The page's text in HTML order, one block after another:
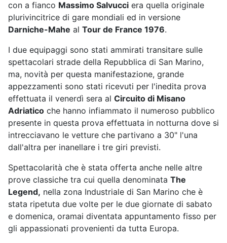
con a fianco Massimo Salvucci era quella originale
plurivincitrice di gare mondiali ed in versione
Darniche-Mahe al Tour de France 1976.
I due equipaggi sono stati ammirati transitare sulle
spettacolari strade della Repubblica di San Marino,
ma, novità per questa manifestazione, grande
appezzamenti sono stati ricevuti per l'inedita prova
effettuata il venerdì sera al Circuito di Misano
Adriatico che hanno infiammato il numeroso pubblico
presente in questa prova effettuata in notturna dove si
intrecciavano le vetture che partivano a 30" l'una
dall'altra per inanellare i tre giri previsti.
Spettacolarità che è stata offerta anche nelle altre
prove classiche tra cui quella denominata The
Legend, nella zona Industriale di San Marino che è
stata ripetuta due volte per le due giornate di sabato
e domenica, oramai diventata appuntamento fisso per
gli appassionati provenienti da tutta Europa.